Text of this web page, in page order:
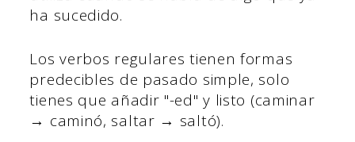
ha sucedido.
Los verbos regulares tienen formas
predecibles de pasado simple, solo
tienes que añadir "-ed" y listo (caminar
→ caminó, saltar → saltó).